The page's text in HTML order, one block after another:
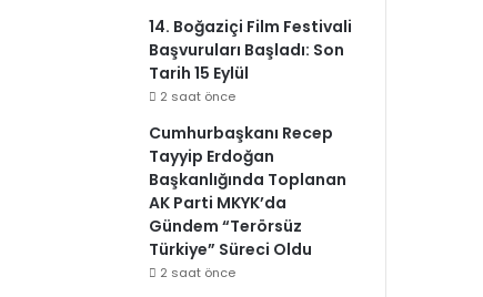
14. Boğaziçi Film Festivali
Başvuruları Başladı: Son
Tarih 15 Eylül
2 saat önce
Cumhurbaşkanı Recep
Tayyip Erdoğan
Başkanlığında Toplanan
AK Parti MKYK’da
Gündem “Terörsüz
Türkiye” Süreci Oldu
2 saat önce